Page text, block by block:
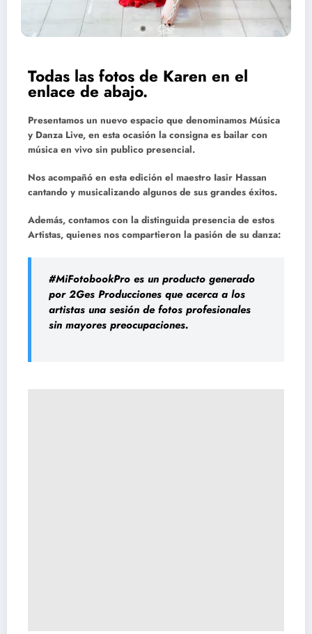
Todas las fotos de Karen en el
enlace de abajo.
Presentamos un nuevo espacio que denominamos Música
y Danza Live, en esta ocasión la consigna es bailar con
música en vivo sin publico presencial.
Nos acompañó en esta edición el maestro Iasir Hassan
cantando y musicalizando algunos de sus grandes éxitos.
Además, contamos con la distinguida presencia de estos
Artistas, quienes nos compartieron la pasión de su danza:
#MiFotobookPro es un producto generado
por 2Ges Producciones que acerca a los
artistas una sesión de fotos profesionales
sin mayores preocupaciones.